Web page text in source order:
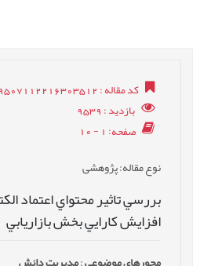
کد مقاله: 139507112216303512
بازدید: 9539
صفحه: 1 - 10
نوع مقاله: پژوهشی
بررسي تاثير محتواي اعتماد
افزايش كارايي بخش بازاريابي